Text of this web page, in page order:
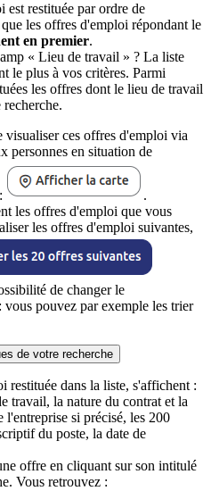
est restituée par ordre de
les offres d'emploi répondant le
en premier.
« Lieu de travail » ? La liste
le plus à vos critères. Parmi
les offres dont le lieu de travail
visualiser ces offres d'emploi via
personnes en situation de
.
les offres d'emploi que vous
les offres d'emploi suivantes,
de changer le
vous pouvez par exemple les trier
de votre recherche
restituée dans la liste, s'affichent :
travail, la nature du contrat et la
l'entreprise si précisé, les 200
du poste, la date de
offre en cliquant sur son intitulé
Vous retrouvez :